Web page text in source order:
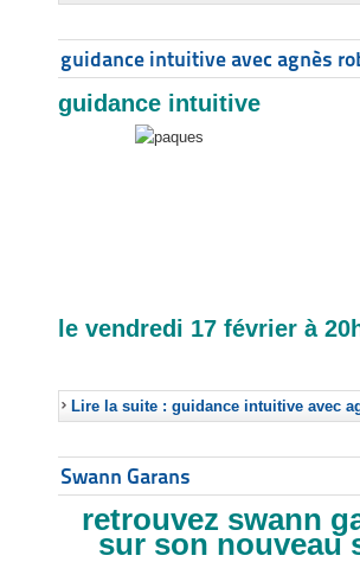
guidance intuitive avec agnès
guidance intuitive
le vendredi 17 février à
Lire la suite : guidance intuitive avec
Swann Garans
retrouvez swann
sur son nouveau